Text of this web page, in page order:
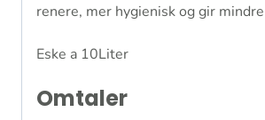
renere, mer hygienisk og gir
Eske a 10Liter
Omtaler